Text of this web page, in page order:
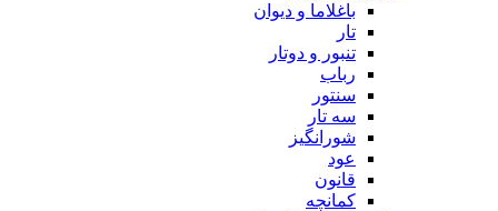
باغلاما و دیوان
تار
تنبور و دوتار
رباب
سنتور
سه تار
شورانگیز
عود
قانون
کمانچه